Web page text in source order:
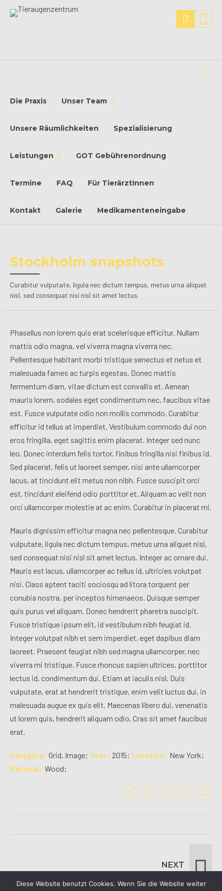
Die Praxis Unser Team
Unsere Räumlichkeiten Spezialisierung
Leistungen GOT Gebührenordnung
Termine FAQ Für TierärztInnen
Kontakt Galerie Medikamenteneingabe
Stockholm snapshots
Curabitur vulputate, ligula nec dictum tempus, metus urna aliquet
nisl, sed consequat nisi nisl sit amet lectus.
Phasellus non lorem quis erat scelerisque efficitur. Nullam
mattis odio magna, vel viverra magna viverra nec.
Pellentesque habitant morbi tristique senectus et netus et
malesuada fames ac turpis egestas. Donec mattis
fermentum diam, vitae dictum est convallis et. Aenean
mauris lorem, sodales eget condimentum nec, faucibus vitae
est. Fusce vulputate odio non mollis commodo. Curabitur
efficitur id tellus at imperdiet. Vestibulum commodo dui non
eros fringilla, eget sagittis enim placerat. Integer sed nunc
leo. Donec interdum felis tortor, finibus fringilla nisi finibus id.
Sed placerat, felis ut laoreet semper, nisi ante ullamcorper
lacus, at tincidunt elit metus non nibh. Fusce suscipit orci
est, tincidunt eleifend odio porttitor et. Aliquam ac velit non
orci ullamcorper molestie at ac enim. Curabitur in placerat mi.
Mauris dignissim efficitur magna nec pellentesque. Curabitur
vulputate, ligula nec dictum tempus, metus urna aliquet nisl,
sed consequat nisi nisl sit amet lectus. Integer ac ornare dui.
Mauris est lacus, ullamcorper ac tellus id, ultricies volutpat
nisi. Class aptent taciti sociosqu ad litora torquent per
conubia nostra, per inceptos himenaeos. Quisque semper
quis purus vel aliquam. Donec hendrerit pharetra suscipit.
Fusce tristique ipsum elit, id vestibulum nibh feugiat id.
Integer volutpat nibh et sem imperdiet, eget dapibus diam
laoreet. Praesent feugiat nibh sed magna ullamcorper, nec
viverra mi tristique. Fusce rhoncus sapien ultrices, porttitor
lectus id, condimentum dui. Etiam at iaculis nisl. Duis
vulputate, erat at hendrerit tristique, enim velit luctus dui, in
malesuada augue ex quis elit. Maecenas libero dui, venenatis
ut lorem quis, hendrerit aliquam odio. Cras sit amet faucibus
erat.
Category Grid, Image Year 2015 Location
New York
Material
Wood
NEXT
Diese Website benutzt Cookies. Wenn Sie die Website weiter